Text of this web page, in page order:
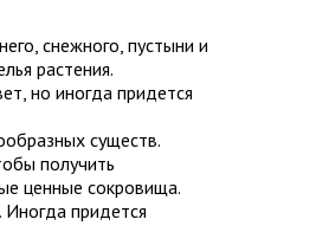
снежного, пустыни и
растения.
но иногда придется
существ.
получить
ценные сокровища.
придется